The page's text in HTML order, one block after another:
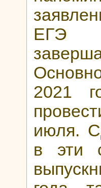
ЕГЭ
2021
июля.
в эти